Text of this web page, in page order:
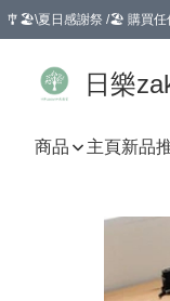
🎐🏖️\夏日感謝祭 /🏖️ 購買任
日樂
商品 主頁新品